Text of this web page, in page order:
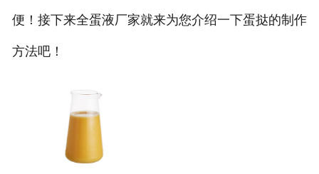
便！接下来全蛋液厂家就来为您介绍一下蛋挞的制作
方法吧！